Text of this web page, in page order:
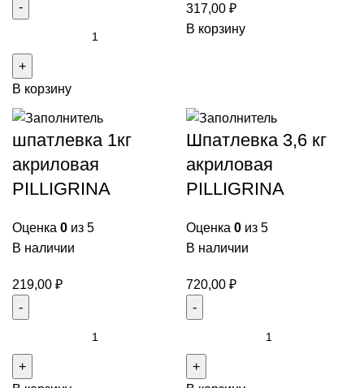
В корзину
317,00 ₽
В корзину
шпатлевка 1кг
акриловая
PILLIGRINA
Оценка 0 из 5
В наличии
219,00 ₽
Шпатлевка 3,6 кг
акриловая
PILLIGRINA
Оценка 0 из 5
В наличии
720,00 ₽